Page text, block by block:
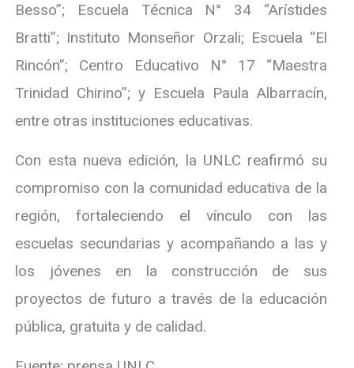
Besso”; Escuela Técnica N° 34 “Arístides
Bratti”; Instituto Monseñor Orzali; Escuela “El
Rincón”; Centro Educativo N° 17 “Maestra
Trinidad Chirino”; y Escuela Paula Albarracín,
entre otras instituciones educativas.
Con esta nueva edición, la UNLC reafirmó su
compromiso con la comunidad educativa de la
región, fortaleciendo el vínculo con las
escuelas secundarias y acompañando a las y
los jóvenes en la construcción de sus
proyectos de futuro a través de la educación
pública, gratuita y de calidad.